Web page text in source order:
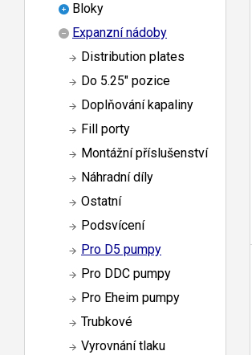
Bloky
Expanzní nádoby
Distribution plates
Do 5.25" pozice
Doplňování kapaliny
Fill porty
Montážní příslušenství
Náhradní díly
Ostatní
Podsvícení
Pro D5 pumpy
Pro DDC pumpy
Pro Eheim pumpy
Trubkové
Vyrovnání tlaku